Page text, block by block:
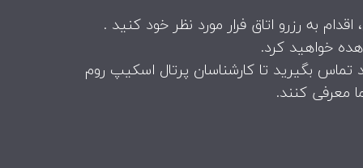
به رزرو اتاق فرار مورد نظر خود کنید .
خواهید کرد.
تماس بگیرید تا کارشناسان پرتال اسکیپ روم
معرفی کنند.